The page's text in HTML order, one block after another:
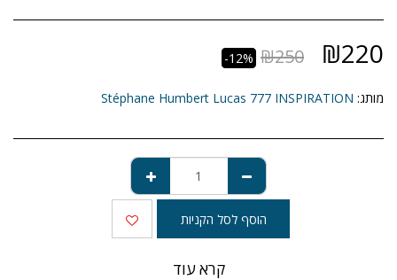
₪220
₪250
-12%
מותג: Stéphane Humbert Lucas 777 INSPIRATION
הוסף לסל הקניות
קרא עוד